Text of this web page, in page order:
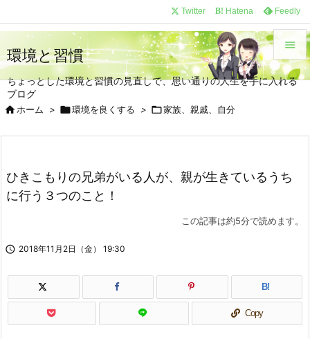
環境と習慣
ちょっとした環境と習慣の見直しで、思い通りの人生を手に入れる
ブログ


メニュ


検索
Twitter B! Hatena Feedly
ホーム > 環境を良くする > 家族、親戚、自分
ひきこもりの兄弟がいる人が、親が生きているうち
に行う３つのこと！
この記事は約5分で読めます。
 2018年11月2日（金） 19:30
B!
Copy